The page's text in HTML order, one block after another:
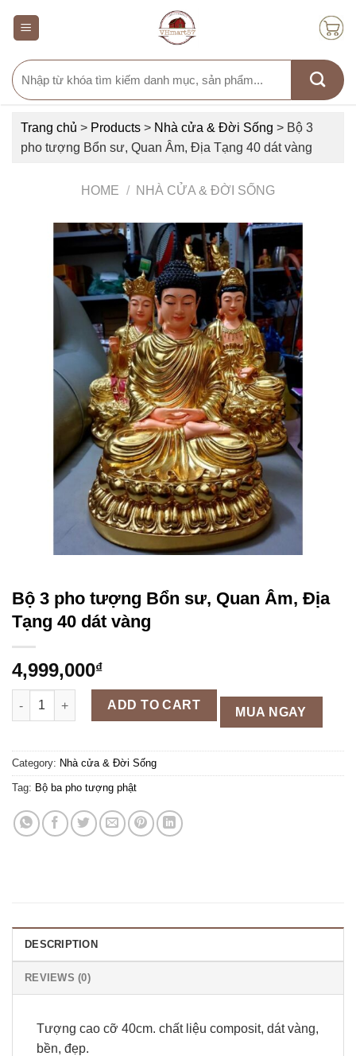
Search
for:
Trang chủ > Products > Nhà cửa & Đời Sống > Bộ 3
pho tượng Bổn sư, Quan Âm, Địa Tạng 40 dát vàng
HOME / NHÀ CỬA & ĐỜI SỐNG
Bộ 3 pho tượng Bổn sư, Quan Âm, Địa
Tạng 40 dát vàng
4,999,000₫
Bộ 3 pho tượng Bổn sư, Quan Âm, Địa Tạng 40 dát vàng
ADD TO CART MUA NGAY
Category: Nhà cửa & Đời Sống
Tag: Bộ ba pho tượng phật
DESCRIPTION
REVIEWS (0)
Tượng cao cỡ 40cm. chất liệu composit, dát vàng,
bền, đẹp.